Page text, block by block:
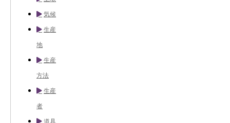
気候
生産
地
生産
方法
生産
者